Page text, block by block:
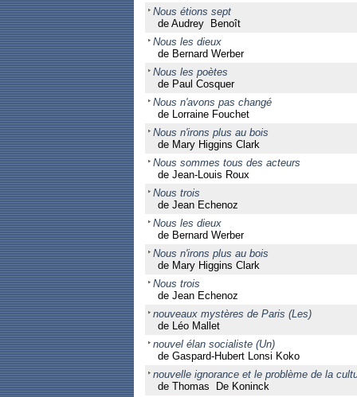
Nous étions sept
de Audrey Benoît
Nous les dieux
de Bernard Werber
Nous les poètes
de Paul Cosquer
Nous n'avons pas changé
de Lorraine Fouchet
Nous n'irons plus au bois
de Mary Higgins Clark
Nous sommes tous des acteurs
de Jean-Louis Roux
Nous trois
de Jean Echenoz
Nous les dieux
de Bernard Werber
Nous n'irons plus au bois
de Mary Higgins Clark
Nous trois
de Jean Echenoz
nouveaux mystères de Paris (Les)
de Léo Mallet
nouvel élan socialiste (Un)
de Gaspard-Hubert Lonsi Koko
nouvelle ignorance et le problème de la
de Thomas De Koninck